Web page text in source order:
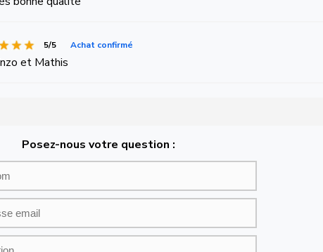
5/5 Achat confirmé
et Mathis
Posez-nous votre question :